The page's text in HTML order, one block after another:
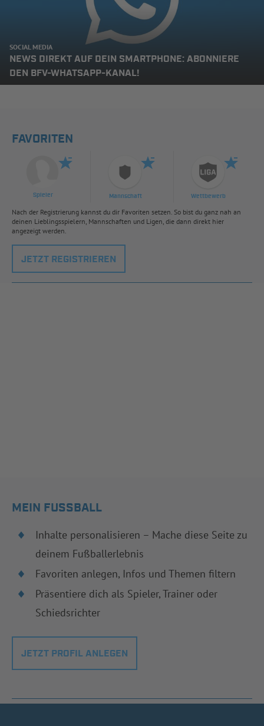
SOCIAL MEDIA
NEWS DIREKT AUF DEIN SMARTPHONE: ABONNIERE
DEN BFV-WHATSAPP-KANAL!
FAVORITEN
Spieler Mannschaft Wettbewerb
Nach der Registrierung kannst du dir Favoriten setzen. So bist du ganz nah an
deinen Lieblingsspielern, Mannschaften und Ligen, die dann direkt hier
angezeigt werden.
JETZT REGISTRIEREN
MEIN FUSSBALL
Inhalte personalisieren – Mache diese Seite zu
deinem Fußballerlebnis
Favoriten anlegen, Infos und Themen filtern
Präsentiere dich als Spieler, Trainer oder
Schiedsrichter
JETZT PROFIL ANLEGEN